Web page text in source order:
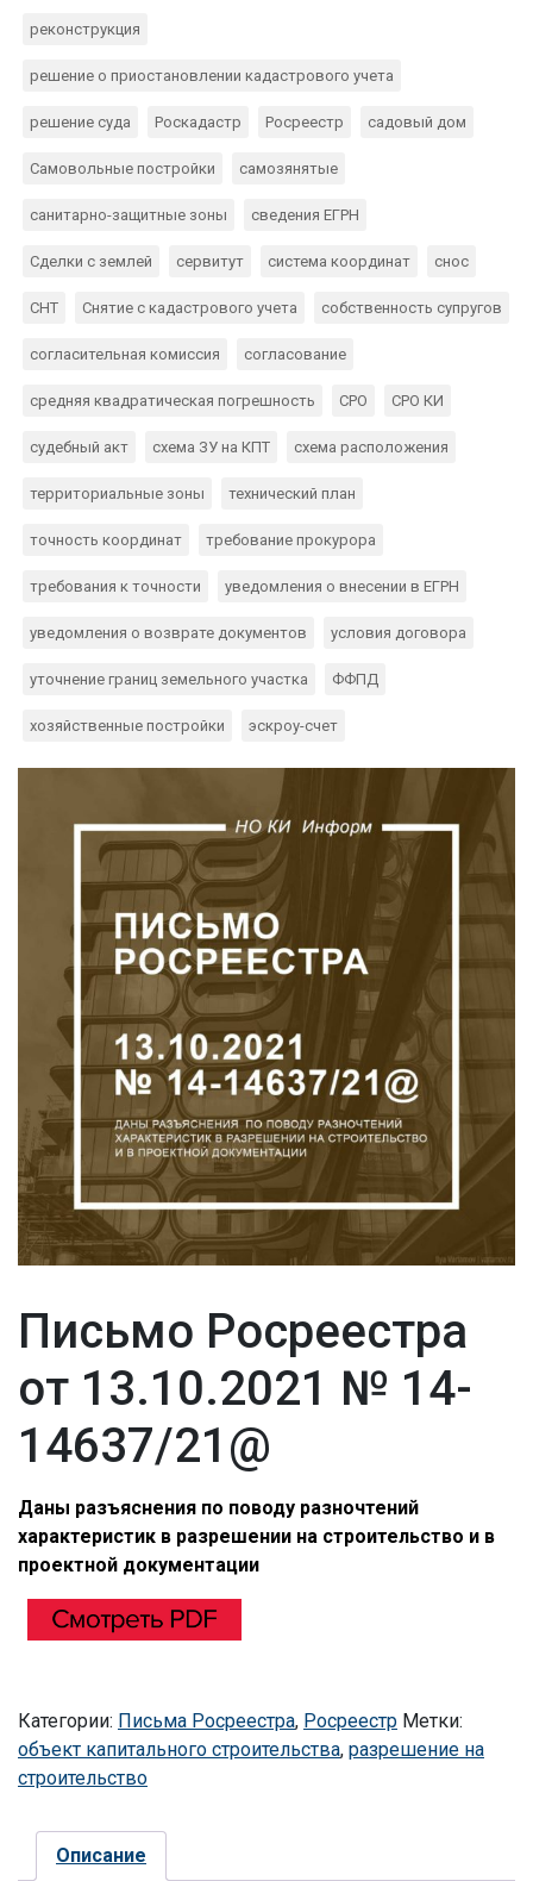
реконструкция
решение о приостановлении кадастрового учета
решение суда Роскадастр Росреестр садовый дом
Самовольные постройки самозянятые
санитарно-защитные зоны сведения ЕГРН
Сделки с землей сервитут система координат снос
СНТ Снятие с кадастрового учета собственность супругов
согласительная комиссия согласование
средняя квадратическая погрешность СРО СРО КИ
судебный акт схема ЗУ на КПТ схема расположения
территориальные зоны технический план
точность координат требование прокурора
требования к точности уведомления о внесении в ЕГРН
уведомления о возврате документов условия договора
уточнение границ земельного участка ФФПД
хозяйственные постройки эскроу-счет
Письмо Росреестра
от 13.10.2021 № 14-
14637/21@
Даны разъяснения по поводу разночтений
характеристик в разрешении на строительство и в
проектной документации
Категории: Письма Росреестра, Росреестр Метки:
объект капитального строительства, разрешение на
строительство
Описание